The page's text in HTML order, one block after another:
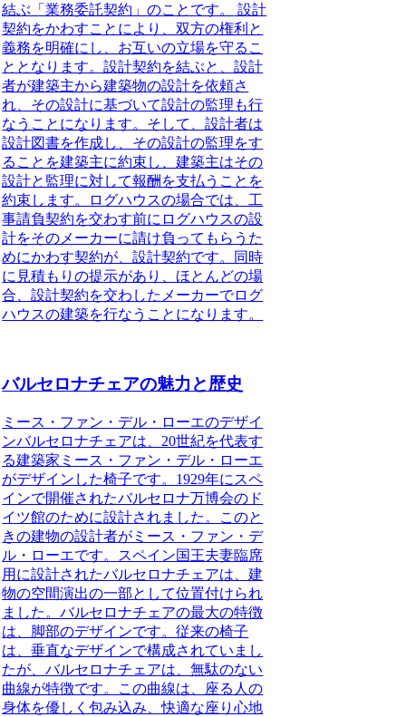
結ぶ「業務委託契約」のことです。
設計
契約をかわすことにより、双方の権利と
義務を明確にし、お互いの立場を守るこ
ととなります。設計契約を結ぶと、設計
者が建築主から建築物の設計を依頼さ
れ、その設計に基づいて設計の監理も行
なうことになります。そして、設計者は
設計図書を作成し、その設計の監理をす
ることを建築主に約束し、建築主はその
設計と監理に対して報酬を支払うことを
約束します。ログハウスの場合では、工
事請負契約を交わす前にログハウスの設
計をそのメーカーに請け負ってもらうた
めにかわす契約が、設計契約です。同時
に見積もりの提示があり、ほとんどの場
合、設計契約を交わしたメーカーでログ
ハウスの建築を行なうことになります。
バルセロナチェアの魅力と歴史
ミース・ファン・デル・ローエのデザイ
ンバルセロナチェアは、20世紀を代表す
る建築家ミース・ファン・デル・ローエ
がデザインした椅子です。1929年にスペ
インで開催されたバルセロナ万博会のド
イツ館のために設計されました。このと
きの建物の設計者がミース・ファン・デ
ル・ローエです。スペイン国王夫妻臨席
用に設計されたバルセロナチェアは、建
物の空間演出の一部として位置付けられ
ました。バルセロナチェアの最大の特徴
は、脚部のデザインです。従来の椅子
は、垂直なデザインで構成されていまし
たが、バルセロナチェアは、無駄のない
曲線が特徴です。この曲線は、座る人の
身体を優しく包み込み、快適な座り心地